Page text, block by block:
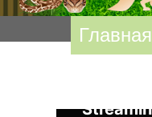
Главная